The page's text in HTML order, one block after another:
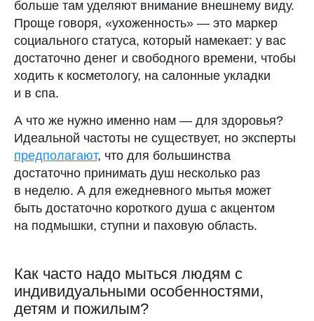
больше там уделяют внимание внешнему виду.
Проще говоря, «ухоженность» — это маркер
социального статуса, который намекает: у вас
достаточно денег и свободного времени, чтобы
ходить к косметологу, на салонные укладки
и в спа.
А что же нужно именно нам — для здоровья?
Идеальной частоты не существует, но эксперты
предполагают, что для большинства
достаточно принимать душ несколько раз
в неделю. А для ежедневного мытья может
быть достаточно короткого душа с акцентом
на подмышки, ступни и паховую область.
Как часто надо мыться людям с
индивидуальными особенностями,
детям и пожилым?